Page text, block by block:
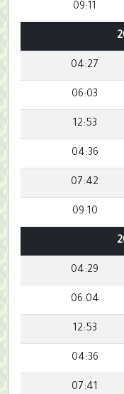
09:11
04:27
06:03
12:53
04:36
07:42
09:10
04:29
06:04
12:53
04:36
07:41